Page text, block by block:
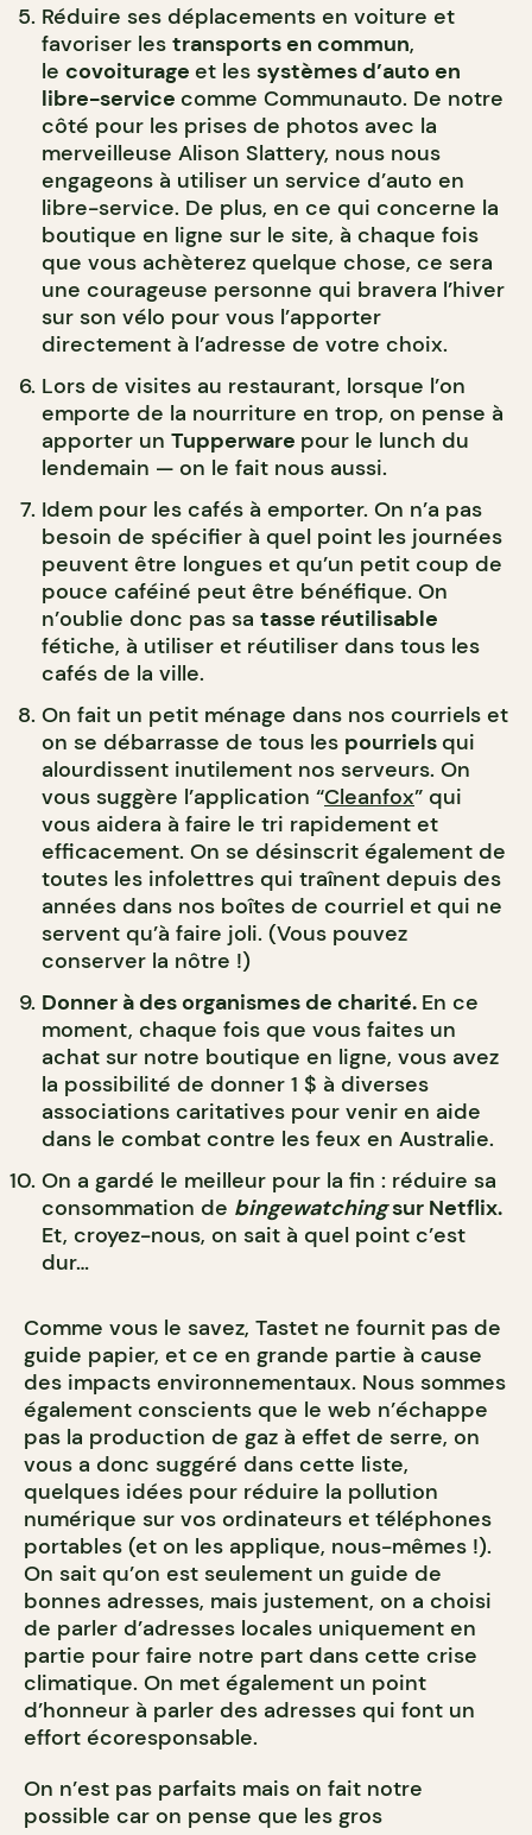
Réduire ses déplacements en voiture et
favoriser les transports en commun,
le covoiturage et les systèmes d’auto en
libre-service comme Communauto. De notre
côté pour les prises de photos avec la
merveilleuse Alison Slattery, nous nous
engageons à utiliser un service d’auto en
libre-service. De plus, en ce qui concerne la
boutique en ligne sur le site, à chaque fois
que vous achèterez quelque chose, ce sera
une courageuse personne qui bravera l’hiver
sur son vélo pour vous l’apporter
directement à l’adresse de votre choix.
Lors de visites au restaurant, lorsque l’on
emporte de la nourriture en trop, on pense à
apporter un Tupperware pour le lunch du
lendemain — on le fait nous aussi.
Idem pour les cafés à emporter. On n’a pas
besoin de spécifier à quel point les journées
peuvent être longues et qu’un petit coup de
pouce caféiné peut être bénéfique. On
n’oublie donc pas sa tasse réutilisable
fétiche, à utiliser et réutiliser dans tous les
cafés de la ville.
On fait un petit ménage dans nos courriels et
on se débarrasse de tous les pourriels qui
alourdissent inutilement nos serveurs. On
vous suggère l’application “Cleanfox” qui
vous aidera à faire le tri rapidement et
efficacement. On se désinscrit également de
toutes les infolettres qui traînent depuis des
années dans nos boîtes de courriel et qui ne
servent qu’à faire joli. (Vous pouvez
conserver la nôtre !)
Donner à des organismes de charité. En ce
moment, chaque fois que vous faites un
achat sur notre boutique en ligne, vous avez
la possibilité de donner 1 $ à diverses
associations caritatives pour venir en aide
dans le combat contre les feux en Australie.
On a gardé le meilleur pour la fin : réduire sa
consommation de bingewatchingsur Netflix.
Et, croyez-nous, on sait à quel point c’est
dur…
Comme vous le savez, Tastet ne fournit pas de
guide papier, et ce en grande partie à cause
des impacts environnementaux. Nous sommes
également conscients que le web n’échappe
pas la production de gaz à effet de serre, on
vous a donc suggéré dans cette liste,
quelques idées pour réduire la pollution
numérique sur vos ordinateurs et téléphones
portables (et on les applique, nous-mêmes !).
On sait qu’on est seulement un guide de
bonnes adresses, mais justement, on a choisi
de parler d’adresses locales uniquement en
partie pour faire notre part dans cette crise
climatique. On met également un point
d’honneur à parler des adresses qui font un
effort écoresponsable.
On n’est pas parfaits mais on fait notre
possible car on pense que les gros